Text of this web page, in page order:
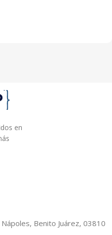
en
Benito Juárez, 03810